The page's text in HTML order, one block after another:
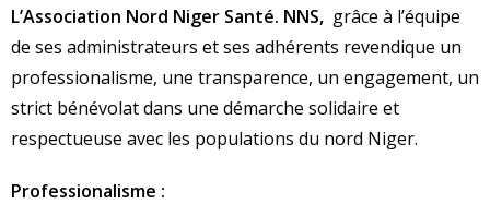
L’Association Nord Niger Santé. NNS, grâce à l’équipe
de ses administrateurs et ses adhérents revendique un
professionalisme, une transparence, un engagement, un
strict bénévolat dans une démarche solidaire et
respectueuse avec les populations du nord Niger.
Professionalisme :